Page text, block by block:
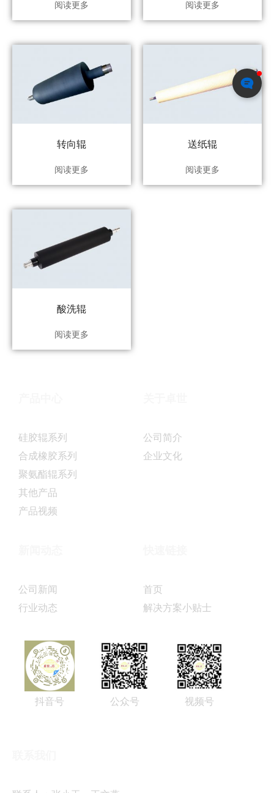
阅读更多 阅读更多
转向辊
阅读更多
送纸辊
阅读更多
酸洗辊
阅读更多
硅胶辊系列
合成橡胶系列
聚氨酯辊系列
其他产品
产品视频
公司简介
企业文化
公司新闻
行业动态
首页
解决方案小贴士
抖音号 公众号 视频号